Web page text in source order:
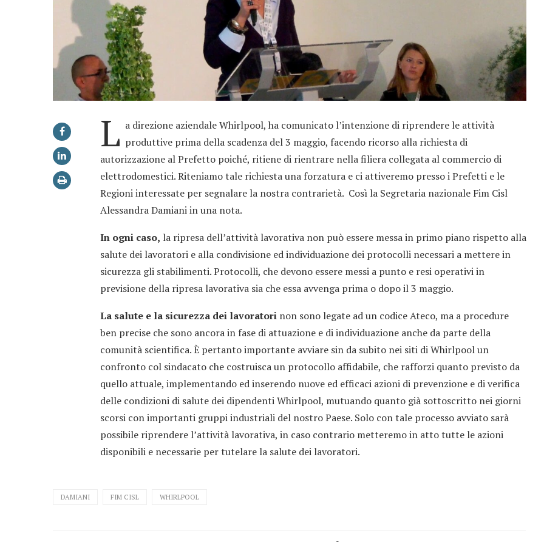
L a direzione aziendale Whirlpool, ha comunicato l’intenzione di riprendere le attività
produttive prima della scadenza del 3 maggio, facendo ricorso alla richiesta di
autorizzazione al Prefetto poiché, ritiene di rientrare nella filiera collegata al commercio di
elettrodomestici. Riteniamo tale richiesta una forzatura e ci attiveremo presso i Prefetti e le
Regioni interessate per segnalare la nostra contrarietà. Così la Segretaria nazionale Fim Cisl
Alessandra Damiani in una nota.
In ogni caso, la ripresa dell’attività lavorativa non può essere messa in primo piano rispetto alla
salute dei lavoratori e alla condivisione ed individuazione dei protocolli necessari a mettere in
sicurezza gli stabilimenti. Protocolli, che devono essere messi a punto e resi operativi in
previsione della ripresa lavorativa sia che essa avvenga prima o dopo il 3 maggio.
La salute e la sicurezza dei lavoratorinon sono legate ad un codice Ateco, ma a procedure
ben precise che sono ancora in fase di attuazione e di individuazione anche da parte della
comunità scientifica. È pertanto importante avviare sin da subito nei siti di Whirlpool un
confronto col sindacato che costruisca un protocollo affidabile, che rafforzi quanto previsto da
quello attuale, implementando ed inserendo nuove ed efficaci azioni di prevenzione e di verifica
delle condizioni di salute dei dipendenti Whirlpool, mutuando quanto già sottoscritto nei giorni
scorsi con importanti gruppi industriali del nostro Paese. Solo con tale processo avviato sarà
possibile riprendere l’attività lavorativa, in caso contrario metteremo in atto tutte le azioni
disponibili e necessarie per tutelare la salute dei lavoratori.
DAMIANI FIM CISL WHIRLPOOL